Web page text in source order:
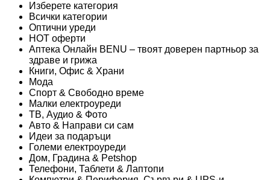
Изберете категория
Всички категории
Оптични уреди
HOT оферти
Аптека Онлайн BENU – твоят доверен партньор за
здраве и грижа
Книги, Офис & Храни
Мода
Спорт & Свободно време
Малки електроуреди
ТВ, Аудио & Фото
Авто & Направи си сам
Идеи за подаръци
Големи електроуреди
Дом, Градина & Petshop
Телефони, Таблети & Лаптопи